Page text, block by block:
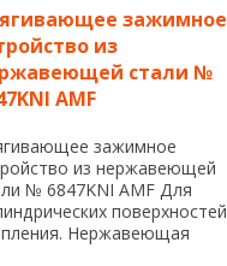
зажимное
из
стали №
AMF
зажимное
из нержавеющей
№ 6847KNI AMF Для
поверхностей
Нержавеющая